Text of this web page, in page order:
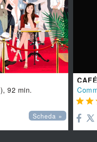
), 92 min.
Scheda »
 